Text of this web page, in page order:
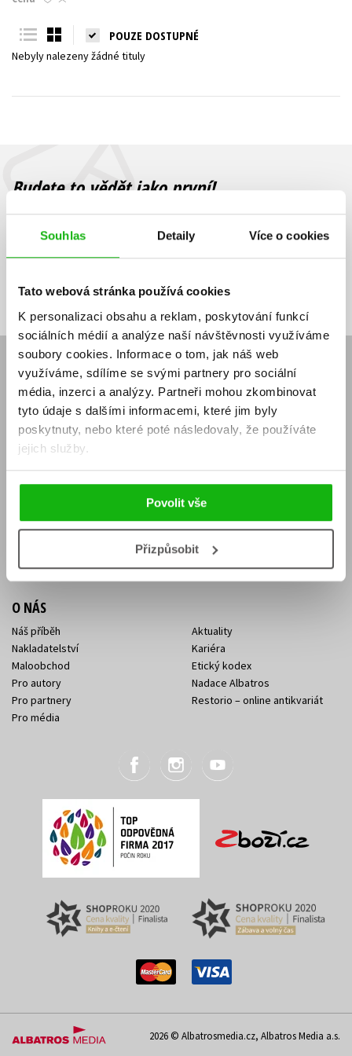
Souhlas Detaily Více o cookies
Tato webová stránka používá cookies
K personalizaci obsahu a reklam, poskytování funkcí
sociálních médií a analýze naší návštěvnosti využíváme
soubory cookies. Informace o tom, jak náš web
využíváme, sdílíme se svými partnery pro sociální
média, inzerci a analýzy. Partneři mohou zkombinovat
tyto údaje s dalšími informacemi, které jim byly
poskytnuty, nebo které poté následovaly, že používáte
jejich služby.
Povolit vše
Přizpůsobit
Young adult (SK)
Všechny tituly
POUZE DOSTUPNÉ
Nebyly nalezeny žádné tituly
Budete to vědět jako první!
Zajímá Vás, jaký knižní hit právě vychází, na jaké zboží je výhodná
sleva, jaká běží soutěž o ceny? Přihlášením k odběru našich e-
souhlasíte se zpracováním osobních údajů
mailová
adresa
mailová
adresa
Vaše e-mailová adresa Přihlásit se
E-SHOP
Aktuality
Naši autoři
Obchodní podmínky
Jak nakoupit
Knižní novinky
Dárkové poukazy
Affiliate program
KONTAKTY
Sídlo společnosti
Kontakty Albatros Media
O NÁS
Náš příběh
Nakladatelství
Maloobchod
Pro autory
Pro partnery
Pro média
Aktuality
Kariéra
Etický kodex
Nadace Albatros
Restorio – online antikvariát
2026 © Albatrosmedia.cz, Albatros Media a.s.